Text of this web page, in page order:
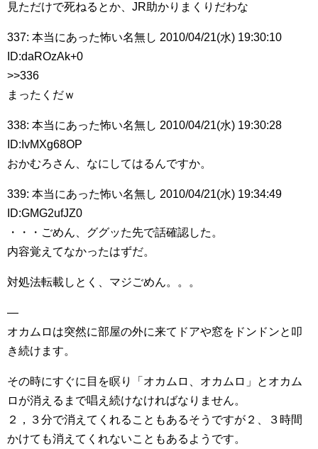
見ただけで死ねるとか、JR助かりまくりだわな
337: 本当にあった怖い名無し 2010/04/21(水) 19:30:10
ID:daROzAk+0
>>336
まったくだｗ
338: 本当にあった怖い名無し 2010/04/21(水) 19:30:28
ID:IvMXg68OP
おかむろさん、なにしてはるんですか。
339: 本当にあった怖い名無し 2010/04/21(水) 19:34:49
ID:GMG2ufJZ0
・・・ごめん、ググッた先で話確認した。
内容覚えてなかったはずだ。
対処法転載しとく、マジごめん。。。
—
オカムロは突然に部屋の外に来てドアや窓をドンドンと叩
き続けます。
その時にすぐに目を瞑り「オカムロ、オカムロ」とオカム
ロが消えるまで唱え続けなければなりません。
２，３分で消えてくれることもあるそうですが２、３時間
かけても消えてくれないこともあるようです。